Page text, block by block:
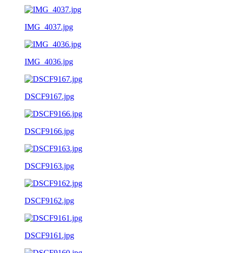
IMG_4037.jpg
IMG_4036.jpg
DSCF9167.jpg
DSCF9166.jpg
DSCF9163.jpg
DSCF9162.jpg
DSCF9161.jpg